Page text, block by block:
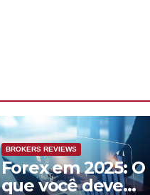
BROKERS REVIEWS
Forex em 2025: O
que você deve